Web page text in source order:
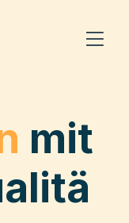
mit